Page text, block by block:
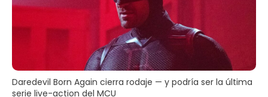
Daredevil Born Again cierra rodaje — y podría ser la última
serie live-action del MCU